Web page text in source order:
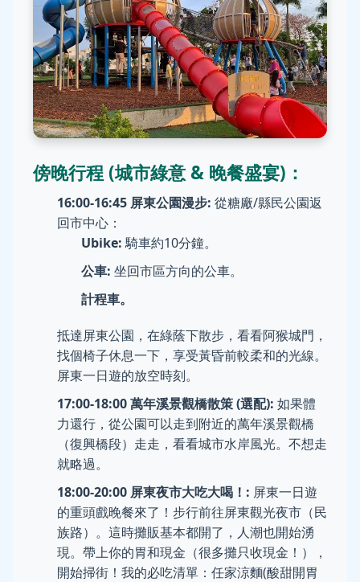
傍晚行程 (城市綠意 & 晚餐盛宴)：
16:00-16:45 屏東公園漫步: 從糖廠/縣民公園返
回市中心：
Ubike:騎車約10分鐘。
公車: 坐回市區方向的公車。
計程車。
抵達屏東公園，在綠蔭下散步，看看阿猴城門，
找個椅子休息一下，享受黃昏前較柔和的光線。
屏東一日遊的放空時刻。
17:00-18:00 萬年溪景觀橋散策 (選配): 如果體
力還行，從公園可以走到附近的萬年溪景觀橋
（復興橋段）走走，看看城市水岸風光。不想走
就略過。
18:00-20:00 屏東夜市大吃大喝！: 屏東一日遊
的重頭戲晚餐來了！步行前往屏東觀光夜市（民
族路）。這時攤販基本都開了，人潮也開始湧
現。帶上你的胃和現金（很多攤只收現金！），
開始掃街！我的必吃清單：任家涼麵(酸甜開胃